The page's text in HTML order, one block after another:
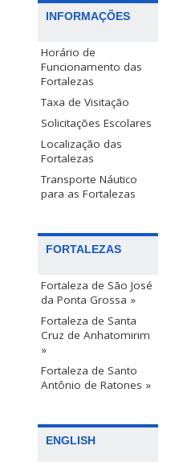
INFORMAÇÕES
Horário de
Funcionamento das
Fortalezas
Taxa de Visitação
Solicitações Escolares
Localização das
Fortalezas
Transporte Náutico
para as Fortalezas
FORTALEZAS
Fortaleza de São José
da Ponta Grossa »
Fortaleza de Santa
Cruz de Anhatomirim
»
Fortaleza de Santo
Antônio de Ratones »
ENGLISH